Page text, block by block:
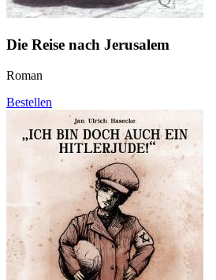
Die Reise nach Jerusalem
Roman
Bestellen